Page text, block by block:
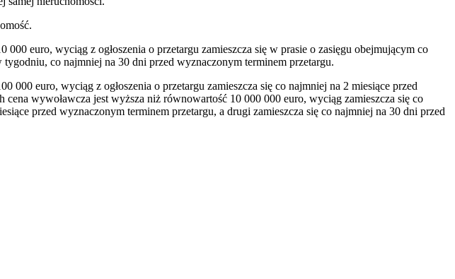
euro, wyciąg z ogłoszenia o przetargu zamieszcza się w prasie o zasięgu obejmującym co
co najmniej na 30 dni przed wyznaczonym terminem przetargu.
euro, wyciąg z ogłoszenia o przetargu zamieszcza się co najmniej na 2 miesiące przed
wywoławcza jest wyższa niż równowartość 10 000 000 euro, wyciąg zamieszcza się co
przed wyznaczonym terminem przetargu, a drugi zamieszcza się co najmniej na 30 dni przed